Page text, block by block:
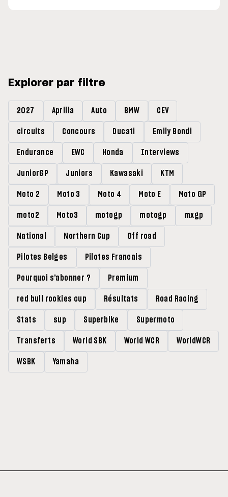
Explorer par filtre
2027 Aprilia Auto BMW CEV
circuits Concours Ducati Emily Bondi
Endurance EWC Honda Interviews
JuniorGP Juniors Kawasaki KTM
Moto 2 Moto 3 Moto 4 Moto E Moto GP
moto2 Moto3 motogp motogp mxgp
National Northern Cup Off road
Pilotes Belges Pilotes Francais
Pourquoi s'abonner ? Premium
red bull rookies cup Résultats Road Racing
Stats sup Superbike Supermoto
Transferts World SBK World WCR WorldWCR
WSBK Yamaha